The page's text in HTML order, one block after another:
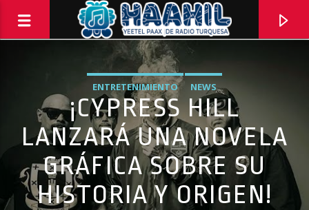
ENTRETENIMIENTO NEWS
¡CYPRESS HILL
LANZARÁ UNA NOVELA
GRÁFICA SOBRE SU
HISTORIA Y ORIGEN!